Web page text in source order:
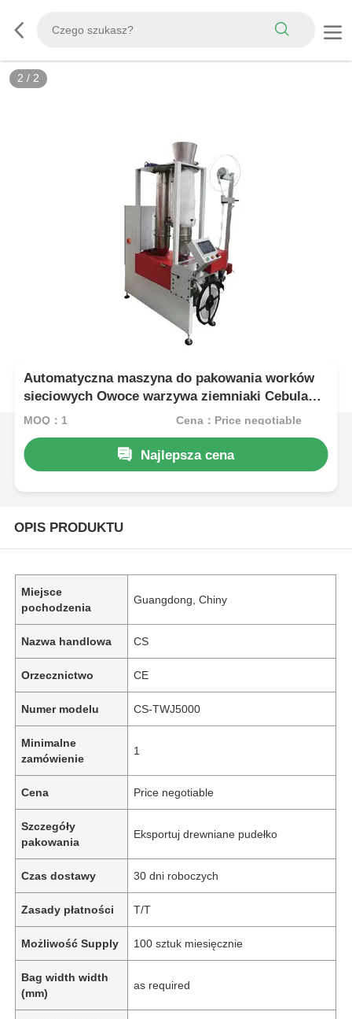
2 / 2
Automatyczna maszyna do pakowania worków
sieciowych Owoce warzywa ziemniaki Cebula
galaretka
MOQ：1 Cena：Price negotiable
Najlepsza cena
OPIS PRODUKTU
Miejsce
pochodzenia
Guangdong, Chiny
Nazwa handlowa CS
Orzecznictwo CE
Numer modelu CS-TWJ5000
Minimalne
zamówienie
1
Cena Price negotiable
Szczegóły
pakowania
Eksportuj drewniane pudełko
Czas dostawy 30 dni roboczych
Zasady płatności T/T
Możliwość Supply 100 sztuk miesięcznie
Bag width width
(mm)
as required